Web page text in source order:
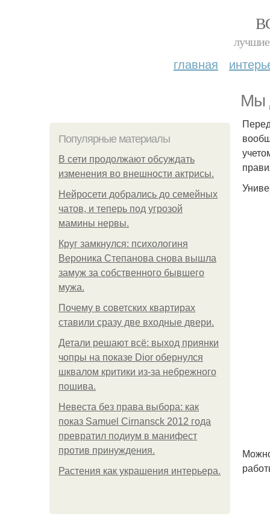
лучшие
главная
Мы
Популярные материалы
В сети продолжают обсуждать
изменения во внешности актрисы.
Нейросети добрались до семейных
чатов, и теперь под угрозой
мамины нервы.
Круг замкнулся: психологиня
Вероника Степанова снова вышла
замуж за собственного бывшего
мужа.
Почему в советских квартирах
ставили сразу две входные двери.
Детали решают всё: выход приянки
чопры на показе Dior обернулся
шквалом критики из-за небрежного
пошива.
Невеста без права выбора: как
показ Samuel Cirnansck 2012 года
превратил подиум в манифест
против принуждения.
Растения как украшения интерьера.